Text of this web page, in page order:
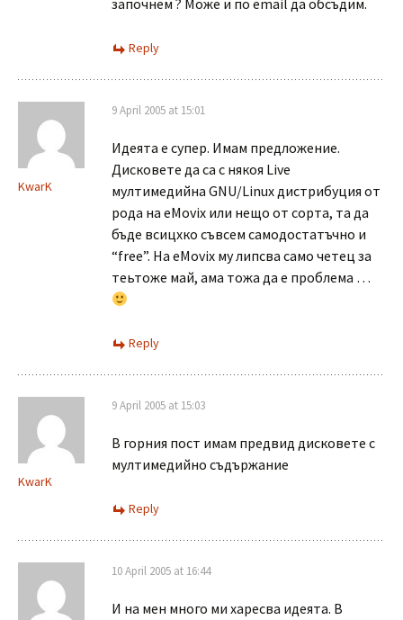
започнем ? Може и по email да обсъдим.
Reply
KwarK
9 April 2005 at 15:01
Идеята е супер. Имам предложение.
Дисковете да са с някоя Live
мултимедийна GNU/Linux дистрибуция от
рода на eMovix или нещо от сорта, та да
бъде всицхко съвсем самодостатъчно и
“free”. На eMovix му липсва само четец за
теьтоже май, ама тожа да е проблема …
Reply
KwarK
9 April 2005 at 15:03
В горния пост имам предвид дисковете с
мултимедийно съдържание
Reply
10 April 2005 at 16:44
И на мен много ми харесва идеята. В